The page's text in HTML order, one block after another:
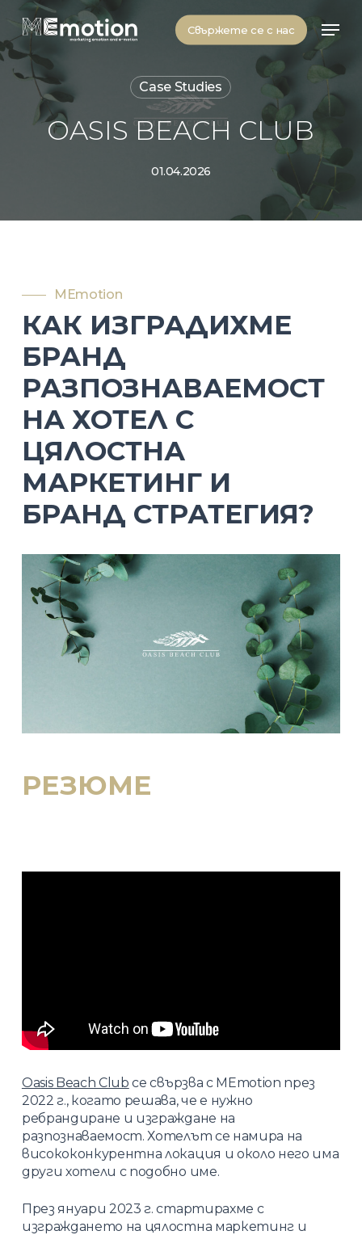
main
content
Свържете се с нас
Case Studies
OASIS BEACH CLUB
01.04.2026
MEmotion
КАК ИЗГРАДИХМЕ
БРАНД
РАЗПОЗНАВАЕМОСТ
НА ХОТЕЛ С
ЦЯЛОСТНА
МАРКЕТИНГ И
БРАНД СТРАТЕГИЯ?
РЕЗЮМЕ
Oasis Beach Club се свързва с MEmotion през
2022 г., когато решава, че е нужно
ребрандиране и изграждане на
разпознаваемост. Хотелът се намира на
висококонкурентна локация и около него има
други хотели с подобно име.
През януари 2023 г. стартирахме с
изграждането на цялостна маркетинг и